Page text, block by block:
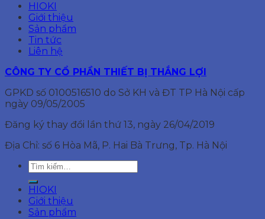
HIOKI
Giới thiệu
Sản phẩm
Tin tức
Liên hệ
CÔNG TY CỔ PHẦN THIẾT BỊ THẮNG LỢI
GPKD số 0100516510 do Sở KH và ĐT TP Hà Nội cấp
ngày 09/05/2005
Đăng ký thay đổi lần thứ 13, ngày 26/04/2019
Địa Chỉ: số 6 Hòa Mã, P. Hai Bà Trưng, Tp. Hà Nội
Tìm
kiếm:
HIOKI
Giới thiệu
Sản phẩm